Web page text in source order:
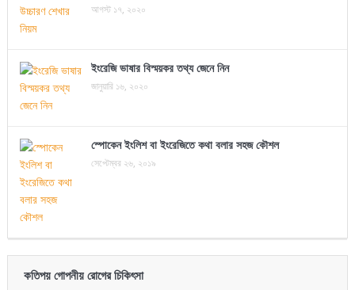
আগস্ট ১৭, ২০২০
ইংরেজি ভাষার বিস্ময়কর তথ্য জেনে নিন
জানুয়ারি ১৬, ২০২০
স্পোকেন ইংলিশ বা ইংরেজিতে কথা বলার সহজ কৌশল
সেপ্টেম্বর ২৬, ২০১৯
কতিপয় গোপনীয় রোগের চিকিৎসা